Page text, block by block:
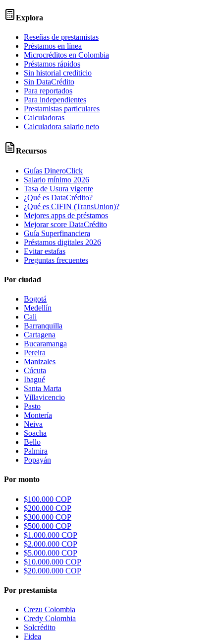
Explora
Reseñas de prestamistas
Préstamos en línea
Microcréditos en Colombia
Préstamos rápidos
Sin historial crediticio
Sin DataCrédito
Para reportados
Para independientes
Prestamistas particulares
Calculadoras
Calculadora salario neto
Recursos
Guías DineroClick
Salario mínimo 2026
Tasa de Usura vigente
¿Qué es DataCrédito?
¿Qué es CIFIN (TransUnion)?
Mejores apps de préstamos
Mejorar score DataCrédito
Guía Superfinanciera
Préstamos digitales 2026
Evitar estafas
Preguntas frecuentes
Por ciudad
Bogotá
Medellín
Cali
Barranquilla
Cartagena
Bucaramanga
Pereira
Manizales
Cúcuta
Ibagué
Santa Marta
Villavicencio
Pasto
Montería
Neiva
Soacha
Bello
Palmira
Popayán
Por monto
$100.000 COP
$200.000 COP
$300.000 COP
$500.000 COP
$1.000.000 COP
$2.000.000 COP
$5.000.000 COP
$10.000.000 COP
$20.000.000 COP
Por prestamista
Crezu Colombia
Credy Colombia
Solcrédito
Fidea